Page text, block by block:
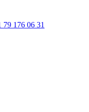
79 176 06 31